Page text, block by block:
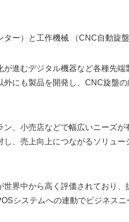
ー）と工作機械 （CNC自動旋盤
進むデジタル機器など各種先端
にも製品を開発し、CNC旋盤
、小売店などで幅広いニーズが
、売上向上につながるソリュー
界中から高く評価されており、
システムへの連動でビジネスニ